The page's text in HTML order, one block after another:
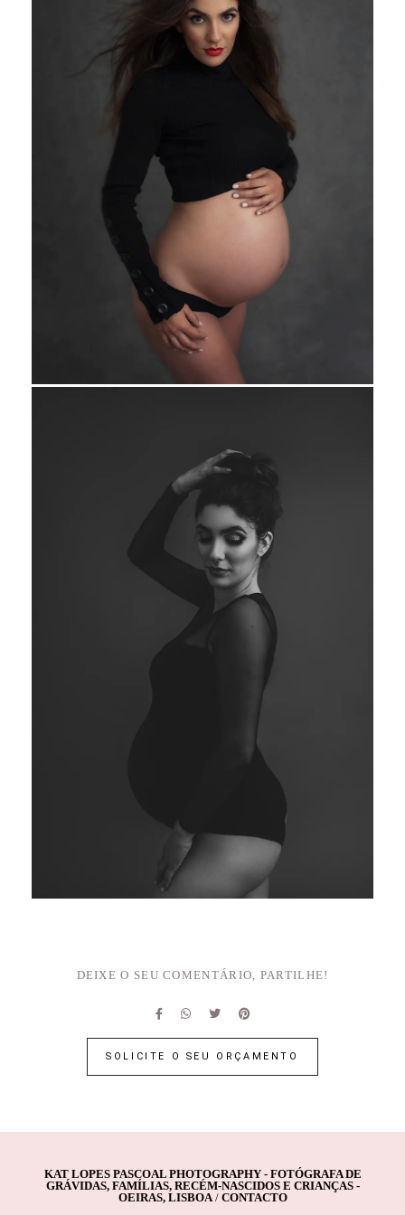
DEIXE O SEU COMENTÁRIO, PARTILHE!
SOLICITE O SEU ORÇAMENTO
KAT LOPES PASCOAL PHOTOGRAPHY - FOTÓGRAFA DE
GRÁVIDAS, FAMÍLIAS, RECÉM-NASCIDOS E CRIANÇAS -
OEIRAS, LISBOA/ CONTACTO